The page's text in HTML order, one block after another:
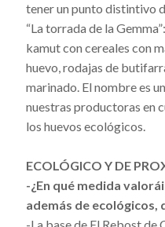
tener un punto distintivo
“La torrada de la
kamut con cereales con
huevo, rodajas de
marinado. El nombre es
nuestras productoras en
los huevos ecológicos.
ECOLÓGICO Y DE
-¿En qué medida
además de ecológicos,